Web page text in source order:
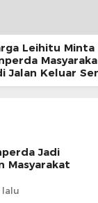
Leihitu Minta
Jalan Keluar
Dusun
Jadi
Masyarakat
lalu